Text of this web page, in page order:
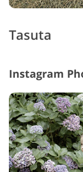
Tasuta
Instagram